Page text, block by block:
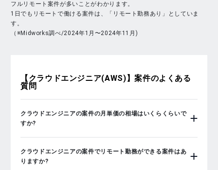
フルリモート案件が多いことがわかります。
1日でもリモートで働ける案件は、「リモート勤務あり」としていま
す。
（※Midworks調べ/2024年1月〜2024年11月)
【クラウドエンジニア(AWS)】案件のよくある
質問
クラウドエンジニアの案件の月単価の相場はいくらくらいで
すか?
クラウドエンジニアの案件でリモート勤務ができる案件はあ
りますか?